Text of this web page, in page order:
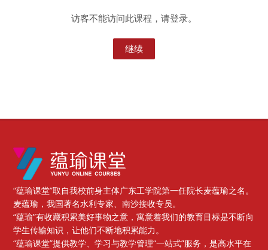
访客不能访问此课程，请登录。
继续
版块
“蕴瑜课堂”取自我校前身主体广东工学院第一任院长麦蕴瑜之名。
麦蕴瑜，我国著名水利专家、南沙接收专员。
“蕴瑜”有收藏积累美好事物之意，寓意着我们的教育目标是不断向
学生传输知识，让他们不断地积累能力。
“蕴瑜课堂”提供教学、学习与教学管理“一站式”服务，是高水平在